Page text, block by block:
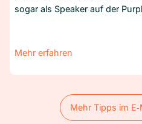
sogar als Speaker auf der
Mehr erfahren
Mehr Tipps im
Mehr Tipps im